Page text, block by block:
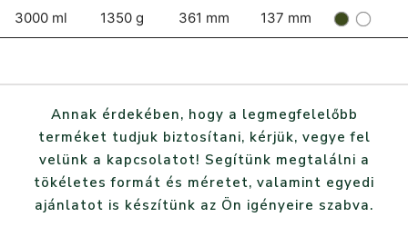
3000 ml 1350 g 361 mm 137 mm
Annak érdekében, hogy a legmegfelelőbb
terméket tudjuk biztosítani, kérjük, vegye fel
velünk a kapcsolatot! Segítünk megtalálni a
tökéletes formát és méretet, valamint egyedi
ajánlatot is készítünk az Ön igényeire szabva.